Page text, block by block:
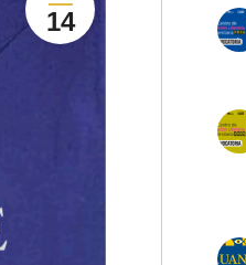
14